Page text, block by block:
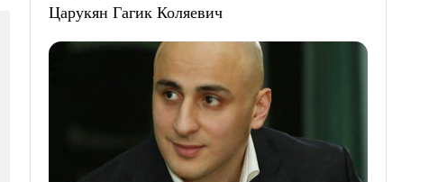
Царукян Гагик Коляевич